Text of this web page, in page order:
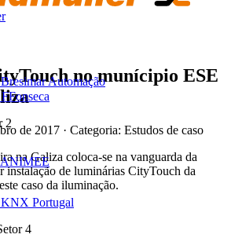
Bresimar Automação
FFonseca
2
ANIMEE
KNX Portugal
4
no munícipio ESE
de 2017 · Categoria: Estudos de caso
na Galiza coloca-se na vanguarda da
instalação de luminárias CityTouch da
caso da iluminação.